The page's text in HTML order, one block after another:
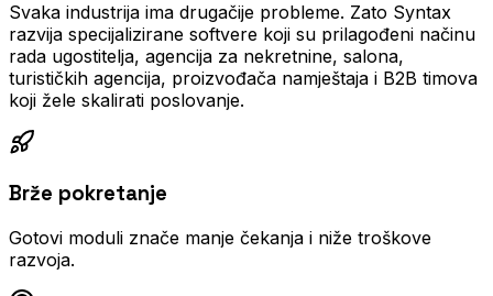
Svaka industrija ima drugačije probleme. Zato Syntax
razvija specijalizirane softvere koji su prilagođeni načinu
rada ugostitelja, agencija za nekretnine, salona,
turističkih agencija, proizvođača namještaja i B2B timova
koji žele skalirati poslovanje.
Brže pokretanje
Gotovi moduli znače manje čekanja i niže troškove
razvoja.